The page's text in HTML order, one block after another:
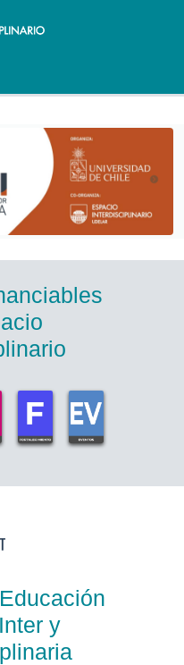
al contenido principal
y